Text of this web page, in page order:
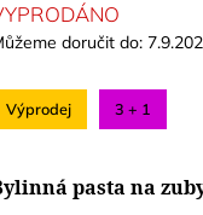
Výprodej 3 + 1
pasta na
doručit do: